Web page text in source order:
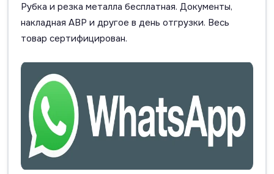
Рубка и резка металла бесплатная. Документы,
накладная АВР и другое в день отгрузки. Весь
товар сертифицирован.